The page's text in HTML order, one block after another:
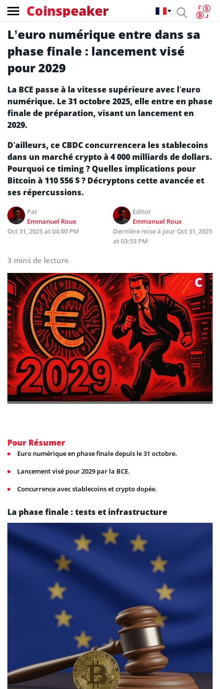
Coinspeaker
L’euro numérique entre dans sa
phase finale : lancement visé
pour 2029
La BCE passe à la vitesse supérieure avec l’euro
numérique. Le 31 octobre 2025, elle entre en phase
finale de préparation, visant un lancement en
2029.
D’ailleurs, ce CBDC concurrencera les stablecoins
dans un marché crypto à 4 000 milliards de dollars.
Pourquoi ce timing ? Quelles implications pour
Bitcoin à 110 556 $ ? Décryptons cette avancée et
ses répercussions.
Par
Emmanuel Roux
Editor
Emmanuel Roux
Oct 31, 2025 at 04:00 PM
Dernière mise à jourOct 31, 2025
at 03:53 PM
3 mins de lecture
Pour Résumer
Euro numérique en phase finale depuis le 31 octobre.
Lancement visé pour 2029 par la BCE.
Concurrence avec stablecoins et crypto dopée.
La phase finale : tests et infrastructure